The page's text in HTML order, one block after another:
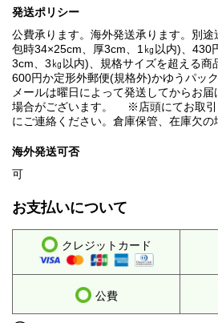
発送ポリシー
公費承ります。海外発送承ります。別
包時34×25cm、厚3cm、1㎏以内)、430
3cm、3㎏以内)、規格サイズを超える商
600円か定形外郵便(規格外)かゆうパッ
メールは曜日によって発送してからお
場合がございます。 ※店頭にてお取引
にご連絡ください。倉庫保管、在庫欠の
海外発送可否
可
お支払いについて
クレジットカード
公費